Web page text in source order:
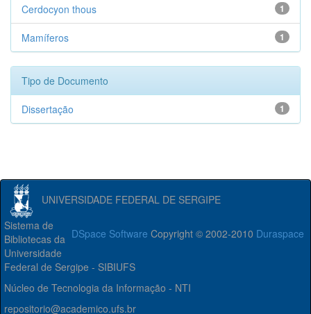
1
Cerdocyon thous
1
Mamíferos
Tipo de Documento
1
Dissertação
UNIVERSIDADE FEDERAL DE SERGIPE
DSpace Software Copyright © 2002-2010 Duraspace
Sistema de
Bibliotecas da
Universidade
Federal de Sergipe - SIBIUFS
Núcleo de Tecnologia da Informação - NTI
repositorio@academico.ufs.br